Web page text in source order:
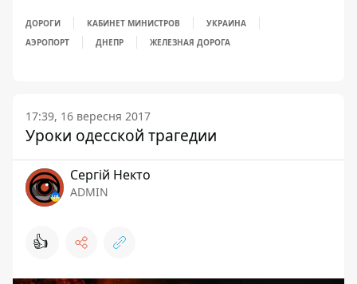
ДОРОГИ КАБИНЕТ МИНИСТРОВ
УКРАИНА
АЭРОПОРТ
ДНЕПР ЖЕЛЕЗНАЯ ДОРОГА
17:39, 16 вересня 2017
Уроки одесской трагедии
Сергій Некто
ADMIN
👍